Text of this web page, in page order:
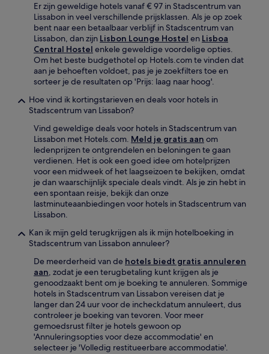
Er zijn geweldige hotels vanaf € 97 in Stadscentrum van
Lissabon in veel verschillende prijsklassen. Als je op zoek
bent naar een betaalbaar verblijf in Stadscentrum van
Lissabon, dan zijn Lisbon Lounge Hostel en Lisboa
Central Hostel enkele geweldige voordelige opties.
Om het beste budgethotel op Hotels.com te vinden dat
aan je behoeften voldoet, pas je je zoekfilters toe en
sorteer je de resultaten op 'Prijs: laag naar hoog'.
Hoe vind ik kortingstarieven en deals voor hotels in
Stadscentrum van Lissabon?
Vind geweldige deals voor hotels in Stadscentrum van
Lissabon met Hotels.com. Meld je gratis aan om
ledenprijzen te ontgrendelen en beloningen te gaan
verdienen. Het is ook een goed idee om hotelprijzen
voor een midweek of het laagseizoen te bekijken, omdat
je dan waarschijnlijk speciale deals vindt. Als je zin hebt in
een spontaan reisje, bekijk dan onze
lastminuteaanbiedingen voor hotels in Stadscentrum van
Lissabon.
Kan ik mijn geld terugkrijgen als ik mijn hotelboeking in
Stadscentrum van Lissabon annuleer?
De meerderheid van de hotels biedt gratis annuleren
aan, zodat je een terugbetaling kunt krijgen als je
genoodzaakt bent om je boeking te annuleren. Sommige
hotels in Stadscentrum van Lissabon vereisen dat je
langer dan 24 uur voor de incheckdatum annuleert, dus
controleer je boeking van tevoren. Voor meer
gemoedsrust filter je hotels gewoon op
'Annuleringsopties voor deze accommodatie' en
selecteer je 'Volledig restitueerbare accommodatie'.